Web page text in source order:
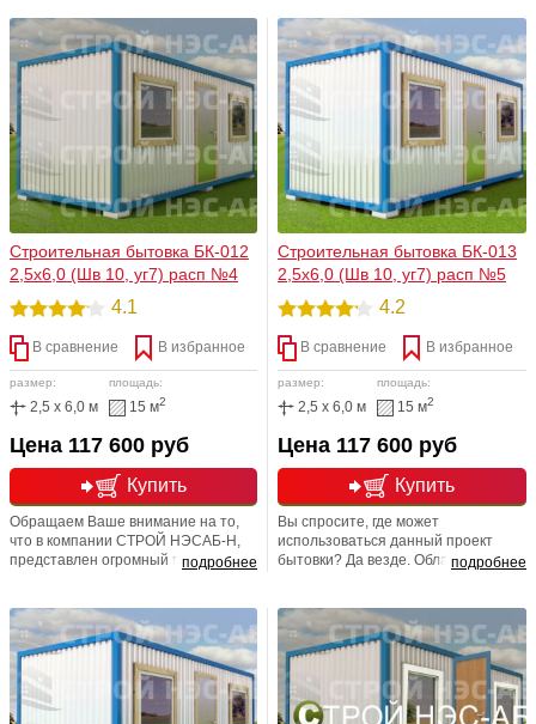
Купить бытовку, в реалиях кризиса,
дело на первый взгляд совсем не
хитрое, но стоит обратить и на
подводные камни. Не цена должна
лечь в основу вашего выбора, а
именно КАЧЕСТВО товара.
жизнь! Закажите любой размер -
3,0х5,0; 3,0х6,0; 3,0х7,0; 3,0х8,0;
3,0х9,0; 3,0х10,0; 3,0х11,0; 3,0х12,0
и наша специализированная
бригада реализует все ваши
пожелания!
Строительная бытовка БК-012
2,5х6,0 (Шв 10, уг7) расп №4
4.1
В сравнение В избранное
размер:
2,5 x 6,0 м
площадь:
15 м2
Купить
Цена 117 600 руб
подробнее
Обращаем Ваше внимание на то,
что в компании СТРОЙ НЭСАБ-Н,
представлен огромный полигон
тамбура, с тамбуром, распашонка.
Предлагаем Вам более детально
ознакомится с наиболее
востребованным типом этот тип
распашонка.
Строительная бытовка БК-013
2,5х6,0 (Шв 10, уг7) расп №5
4.2
В сравнение В избранное
размер:
2,5 x 6,0 м
площадь:
15 м2
Купить
Цена 117 600 руб
подробнее
Вы спросите, где может
использоваться данный проект
бытовки? Да везде. Область
загородного участка. Мы с радостью
поможем оснастить любыми
коммуникациями ваш вагончик, для
того, чтобы вы наслаждались, и
заряжались позитивом на лоне
природы.